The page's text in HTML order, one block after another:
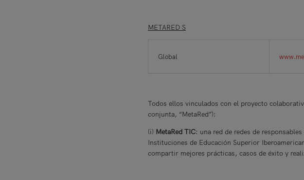
METARED S
Global
Todos ellos vinculados con el proyecto
conjunta, “MetaRed”):
(i) MetaRed TIC: una red de redes de
Instituciones de Educación Superior
compartir mejores prácticas, casos de éxito y